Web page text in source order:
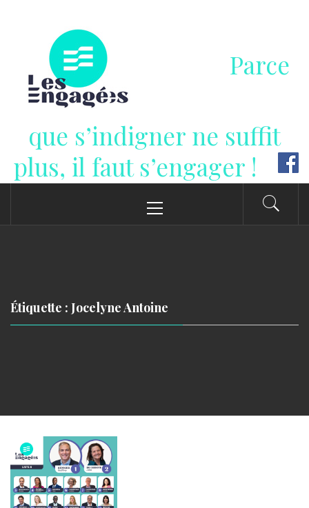
contenu
Parce
que s’indigner ne suffit
plus, il faut s’engager !
principal
Étiquette : Jocelyne Antoine